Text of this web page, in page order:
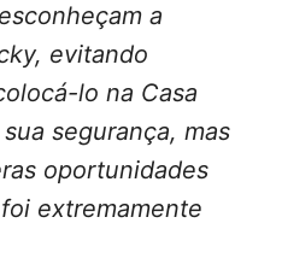
a
evitando
lo na Casa
segurança, mas
oportunidades
extremamente